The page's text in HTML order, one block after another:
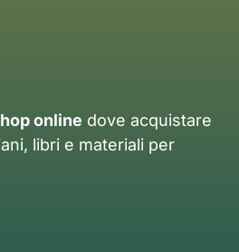
online dove acquistare
libri e materiali per